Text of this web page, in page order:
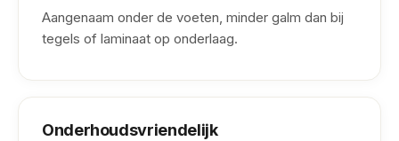
Aangenaam onder de voeten, minder galm dan bij
tegels of laminaat op onderlaag.
Onderhoudsvriendelijk